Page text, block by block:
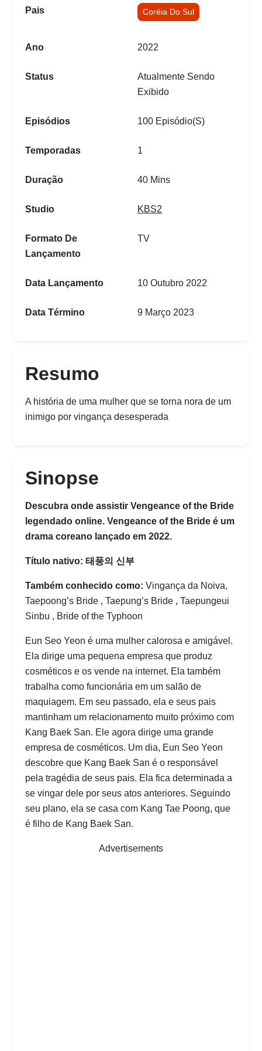
Pais Coréia Do Sul
Ano 2022
Status
Atualmente Sendo
Exibido
Episódios 100 Episódio(s)
Temporadas 1
Duração 40 Mins
Studio KBS2
Formato De
Lançamento
TV
Data Lançamento 10 Outubro 2022
Data Término 9 Março 2023
Resumo
A história de uma mulher que se torna nora de um
inimigo por vingança desesperada
Sinopse
Descubra onde assistir Vengeance of the Bride
legendado online. Vengeance of the Bride é um
drama coreano lançado em 2022.
Título nativo: 태풍의 신부
Também conhecido como: Vingança da Noiva,
Taepoong’s Bride , Taepung’s Bride , Taepungeui
Sinbu , Bride of the Typhoon
Eun Seo Yeon é uma mulher calorosa e amigável.
Ela dirige uma pequena empresa que produz
cosméticos e os vende na internet. Ela também
trabalha como funcionária em um salão de
maquiagem. Em seu passado, ela e seus pais
mantinham um relacionamento muito próximo com
Kang Baek San. Ele agora dirige uma grande
empresa de cosméticos. Um dia, Eun Seo Yeon
descobre que Kang Baek San é o responsável
pela tragédia de seus pais. Ela fica determinada a
se vingar dele por seus atos anteriores. Seguindo
seu plano, ela se casa com Kang Tae Poong, que
é filho de Kang Baek San.
Advertisements